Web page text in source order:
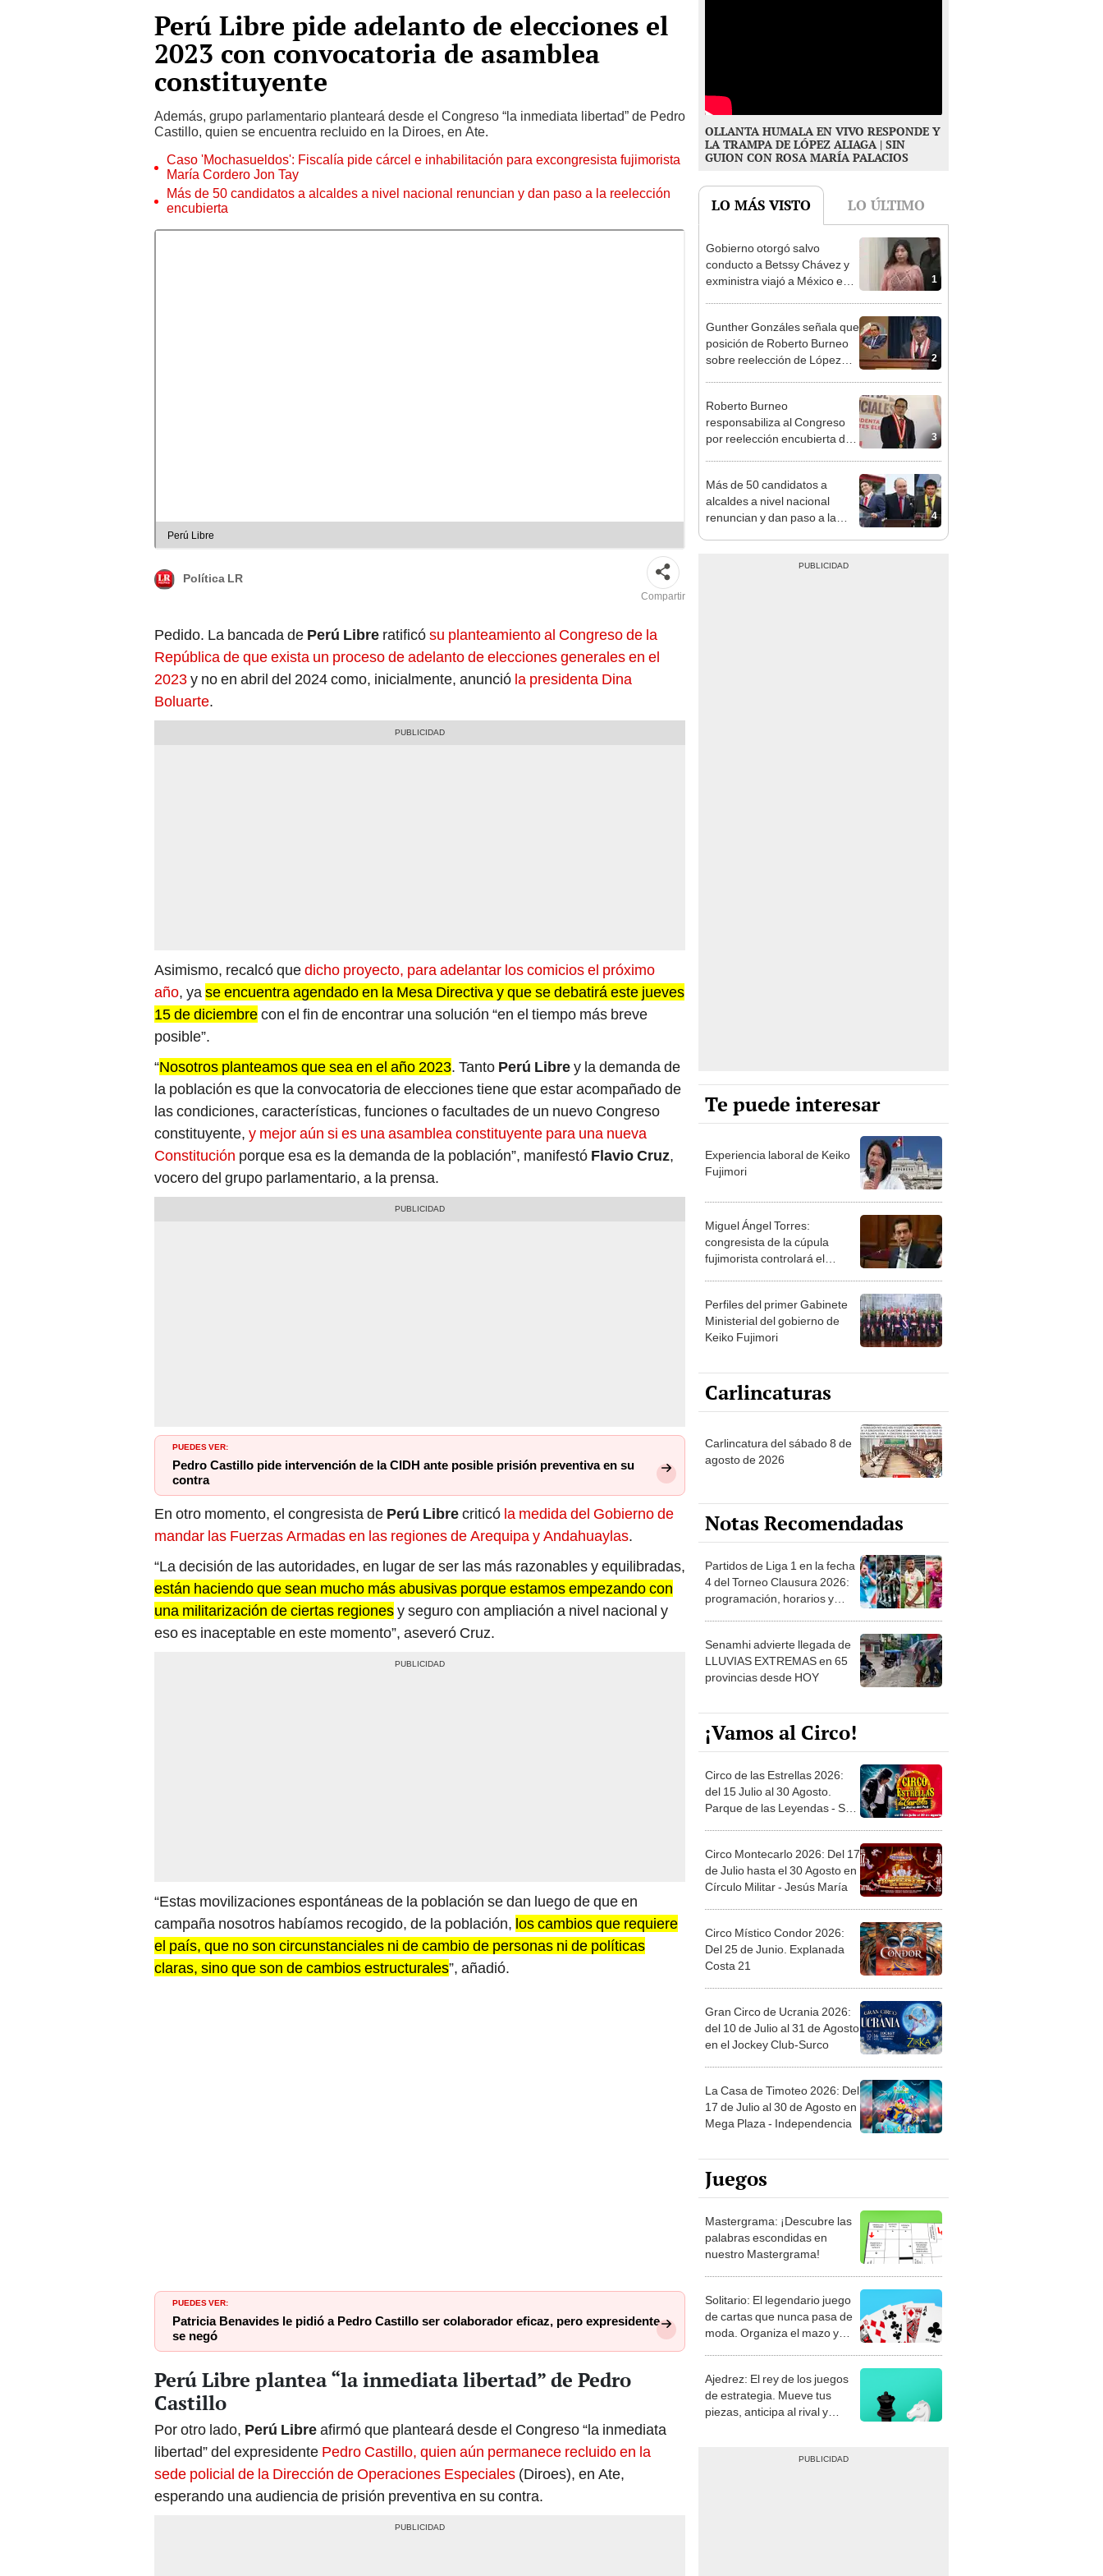
Perú Libre pide adelanto de elecciones el
2023 con convocatoria de asamblea
constituyente
Además, grupo parlamentario planteará desde el Congreso “la inmediata libertad” de Pedro
Castillo, quien se encuentra recluido en la Diroes, en Ate.
Caso 'Mochasueldos': Fiscalía pide cárcel e inhabilitación para excongresista fujimorista
María Cordero Jon Tay
Más de 50 candidatos a alcaldes a nivel nacional renuncian y dan paso a la reelección
encubierta
Perú Libre
Política LR
Compartir
Pedido. La bancada de Perú Libre ratificósu planteamiento al Congreso de la
República de que exista un proceso de adelanto de elecciones generales en el
2023y no en abril del 2024 como, inicialmente, anunció la presidenta Dina
Boluarte.
Asimismo, recalcó quedicho proyecto, para adelantar los comicios el próximo
año, ya se encuentra agendado en la Mesa Directiva y que se debatirá este jueves
15 de diciembrecon el fin de encontrar una solución “en el tiempo más breve
posible”.
“Nosotros planteamos que sea en el año 2023. Tanto Perú Librey la demanda de
la población es que la convocatoria de elecciones tiene que estar acompañado de
las condiciones, características, funciones o facultades de un nuevo Congreso
constituyente, y mejor aún si es una asamblea constituyente para una nueva
Constitución porque esa es la demanda de la población”, manifestó Flavio Cruz,
vocero del grupo parlamentario, a la prensa.
PUEDES VER:
Pedro Castillo pide intervención de la CIDH ante posible prisión preventiva en su
contra
En otro momento, el congresista de Perú Librecriticó la medida del Gobierno de
mandar las Fuerzas Armadas en las regiones de Arequipa y Andahuaylas.
“La decisión de las autoridades, en lugar de ser las más razonables y equilibradas,
están haciendo que sean mucho más abusivas porque estamos empezando con
una militarización de ciertas regionesy seguro con ampliación a nivel nacional y
eso es inaceptable en este momento”, aseveró Cruz.
“Estas movilizaciones espontáneas de la población se dan luego de que en
campaña nosotros habíamos recogido, de la población, los cambios que requiere
el país, que no son circunstanciales ni de cambio de personas ni de políticas
claras, sino que son de cambios estructurales”, añadió.
PUEDES VER:
Patricia Benavides le pidió a Pedro Castillo ser colaborador eficaz, pero expresidente
se negó
Perú Libre plantea “la inmediata libertad” de Pedro
Castillo
Por otro lado, Perú Libreafirmó que planteará desde el Congreso “la inmediata
libertad” del expresidente Pedro Castillo, quien aún permanece recluido en la
sede policial de la Dirección de Operaciones Especiales (Diroes), en Ate,
esperando una audiencia de prisión preventiva en su contra.
OLLANTA HUMALA EN VIVO RESPONDE Y
LA TRAMPA DE LÓPEZ ALIAGA | SIN
GUION CON ROSA MARÍA PALACIOS
LO MÁS VISTO LO ÚLTIMO
1
Gobierno otorgó salvo
conducto a Betssy Chávez y
exministra viajó a México en
2
Gunther Gonzáles señala que
posición de Roberto Burneo
sobre reelección de López
3
Roberto Burneo
responsabiliza al Congreso
por reelección encubierta de
4
Más de 50 candidatos a
alcaldes a nivel nacional
renuncian y dan paso a la
Te puede interesar
Experiencia laboral de Keiko
Fujimori
Miguel Ángel Torres:
congresista de la cúpula
fujimorista controlará el
Perfiles del primer Gabinete
Ministerial del gobierno de
Keiko Fujimori
Carlincaturas
Carlincatura del sábado 8 de
agosto de 2026
Notas Recomendadas
Partidos de Liga 1 en la fecha
4 del Torneo Clausura 2026:
programación, horarios y
Senamhi advierte llegada de
LLUVIAS EXTREMAS en 65
provincias desde HOY
¡Vamos al Circo!
Circo de las Estrellas 2026:
del 15 Julio al 30 Agosto.
Parque de las Leyendas - San
Circo Montecarlo 2026: Del 17
de Julio hasta el 30 Agosto en
Círculo Militar - Jesús María
Circo Místico Condor 2026:
Del 25 de Junio. Explanada
Costa 21
Gran Circo de Ucrania 2026:
del 10 de Julio al 31 de Agosto
en el Jockey Club-Surco
La Casa de Timoteo 2026: Del
17 de Julio al 30 de Agosto en
Mega Plaza - Independencia
Juegos
Mastergrama: ¡Descubre las
palabras escondidas en
nuestro Mastergrama!
Solitario: El legendario juego
de cartas que nunca pasa de
moda. Organiza el mazo y
Ajedrez: El rey de los juegos
de estrategia. Mueve tus
piezas, anticipa al rival y